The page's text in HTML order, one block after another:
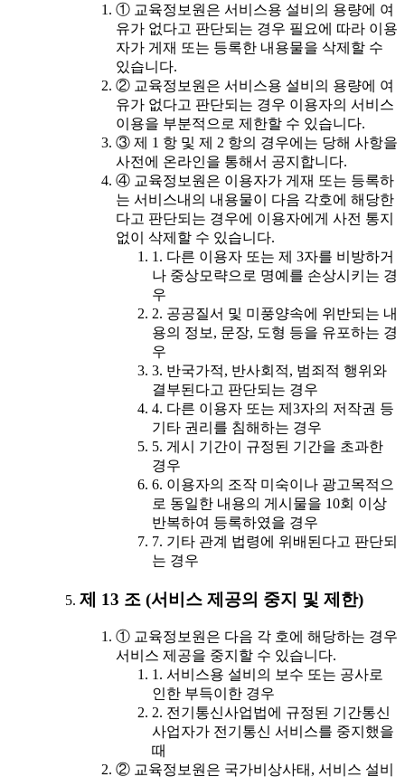
① 교육정보원은 서비스용 설비의 용량에 여
유가 없다고 판단되는 경우 필요에 따라 이용
자가 게재 또는 등록한 내용물을 삭제할 수
있습니다.
② 교육정보원은 서비스용 설비의 용량에 여
유가 없다고 판단되는 경우 이용자의 서비스
이용을 부분적으로 제한할 수 있습니다.
③ 제 1 항 및 제 2 항의 경우에는 당해 사항을
사전에 온라인을 통해서 공지합니다.
④ 교육정보원은 이용자가 게재 또는 등록하
는 서비스내의 내용물이 다음 각호에 해당한
다고 판단되는 경우에 이용자에게 사전 통지
없이 삭제할 수 있습니다.
1. 다른 이용자 또는 제 3자를 비방하거
나 중상모략으로 명예를 손상시키는 경
우
2. 공공질서 및 미풍양속에 위반되는 내
용의 정보, 문장, 도형 등을 유포하는 경
우
3. 반국가적, 반사회적, 범죄적 행위와
결부된다고 판단되는 경우
4. 다른 이용자 또는 제3자의 저작권 등
기타 권리를 침해하는 경우
5. 게시 기간이 규정된 기간을 초과한
경우
6. 이용자의 조작 미숙이나 광고목적으
로 동일한 내용의 게시물을 10회 이상
반복하여 등록하였을 경우
7. 기타 관계 법령에 위배된다고 판단되
는 경우
제 13 조 (서비스 제공의 중지 및 제한)
① 교육정보원은 다음 각 호에 해당하는 경우
서비스 제공을 중지할 수 있습니다.
1. 서비스용 설비의 보수 또는 공사로
인한 부득이한 경우
2. 전기통신사업법에 규정된 기간통신
사업자가 전기통신 서비스를 중지했을
때
② 교육정보원은 국가비상사태, 서비스 설비